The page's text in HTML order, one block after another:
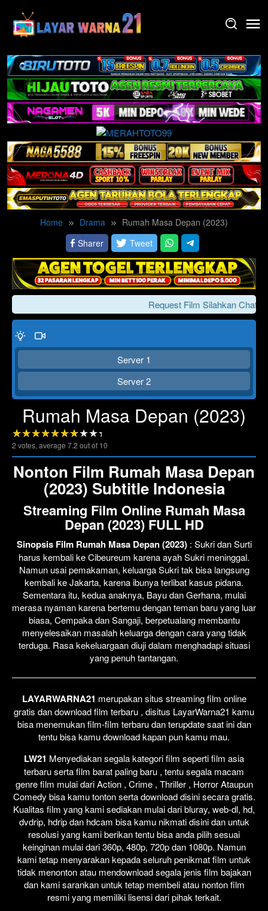
content
Home Drama
Rumah Masa Depan (2023)
Sharer
Tweet
Request Film Silahkan Chat
Server 1
Server 2
Rumah Masa Depan (2023)
2 votes, average 7.2 out of 10
Nonton Film Rumah Masa Depan
(2023) Subtitle Indonesia
Streaming Film Online Rumah Masa
Depan (2023) FULL HD
Sinopsis Film Rumah Masa Depan (2023) : Sukri dan Surti
harus kembali ke Cibeureum karena ayah Sukri meninggal.
Namun usai pemakaman, keluarga Sukri tak bisa langsung
kembali ke Jakarta, karena ibunya terlibat kasus pidana.
Sementara itu, kedua anaknya, Bayu dan Gerhana, mulai
merasa nyaman karena bertemu dengan teman baru yang luar
biasa, Cempaka dan Sangaji, berpetualang membantu
menyelesaikan masalah keluarga dengan cara yang tidak
terduga. Rasa kekeluargaan diuji dalam menghadapi situasi
yang penuh tantangan.
LAYARWARNA21 merupakan situs streaming film online
gratis dan download film terbaru , disitus LayarWarna21 kamu
bisa menemukan film-film terbaru dan terupdate saat ini dan
tentu bisa kamu download kapan pun kamu mau.
LW21 Menyediakan segala kategori film seperti film asia
terbaru serta film barat paling baru , tentu segala macam
genre film mulai dari Action , Crime , Thriller , Horror Ataupun
Comedy bisa kamu tonton serta download disini secara gratis.
Kualitas film yang kami sediakan mulai dari bluray, web-dl, hd,
dvdrip, hdrip dan hdcam bisa kamu nikmati disini dan untuk
resolusi yang kami berikan tentu bisa anda pilih sesuai
keinginan mulai dari 360p, 480p, 720p dan 1080p. Namun
kami tetap menyarakan kepada seluruh penikmat film untuk
tidak menonton atau mendownload segala jenis film bajakan
dan kami sarankan untuk tetap membeli atau nonton film
resmi yang memiliki lisensi dari pihak terkait.